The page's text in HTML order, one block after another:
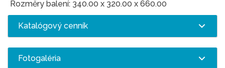
Rozměry balení: 340.00 x 320.00 x 660.00
Katalógový cenník
Fotogaléria